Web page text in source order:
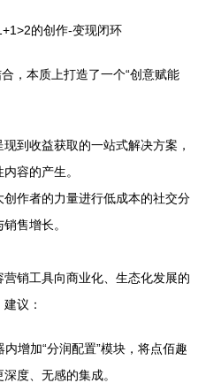
的创作-变现闭环
，本质上打造了一个“创意赋能
现到收益获取的一站式解决方案，
容的产生。
创作者的力量进行低成本的社交分
售增长。
销工具向商业化、生态化发展的
议：
增加“分润配置”模块，将点佰趣
度、无感的集成。